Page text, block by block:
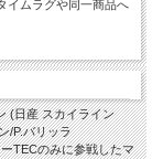
イムラグや同一商品へ
(日産 スカイライン
/P.バリッラ
TECのみに参戦したマ